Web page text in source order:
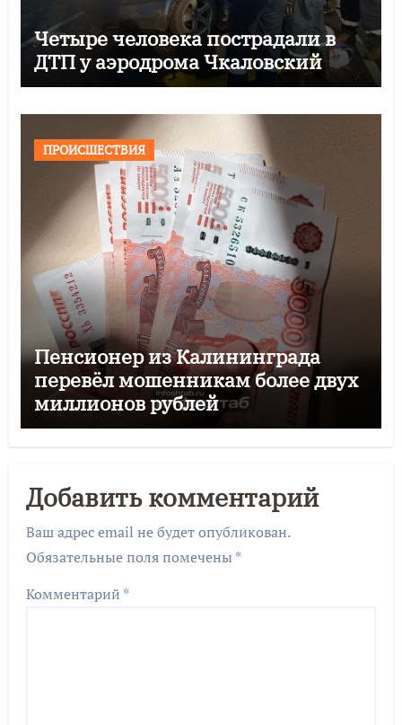
Четыре человека пострадали в
ДТП у аэродрома Чкаловский
ПРОИСШЕСТВИЯ
Пенсионер из Калининграда
перевёл мошенникам более двух
миллионов рублей
Добавить комментарий
Ваш адрес email не будет опубликован.
Обязательные поля помечены *
Комментарий *